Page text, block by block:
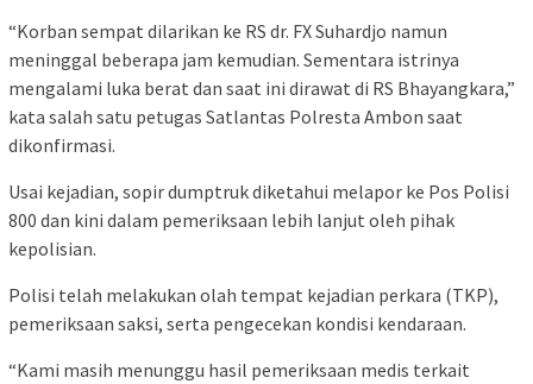
“Korban sempat dilarikan ke RS dr. FX Suhardjo namun
meninggal beberapa jam kemudian. Sementara istrinya
mengalami luka berat dan saat ini dirawat di RS Bhayangkara,”
kata salah satu petugas Satlantas Polresta Ambon saat
dikonfirmasi.
Usai kejadian, sopir dumptruk diketahui melapor ke Pos Polisi
800 dan kini dalam pemeriksaan lebih lanjut oleh pihak
kepolisian.
Polisi telah melakukan olah tempat kejadian perkara (TKP),
pemeriksaan saksi, serta pengecekan kondisi kendaraan.
“Kami masih menunggu hasil pemeriksaan medis terkait